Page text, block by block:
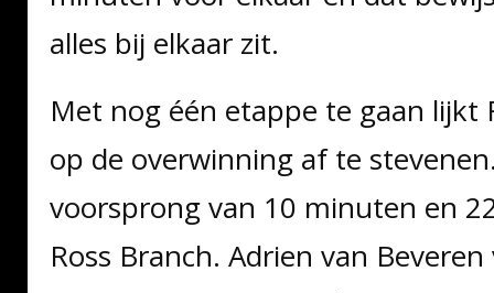
alles bij elkaar zit.
Met nog één etappe te gaan lijkt
op de overwinning af te
voorsprong van 10 minuten en
Ross Branch. Adrien van